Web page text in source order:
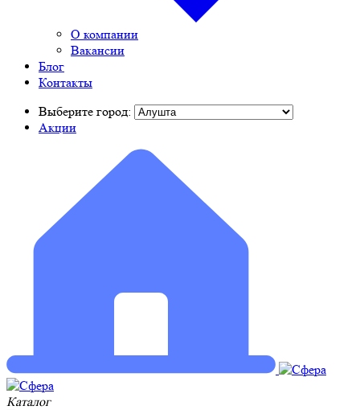
О компании
Вакансии
Блог
Контакты
Выберите город:
Акции
Каталог